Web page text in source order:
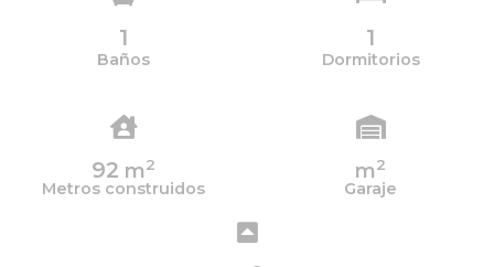
1
Baños
1
Dormitorios
92 m2
Metros construidos
m2
Garaje